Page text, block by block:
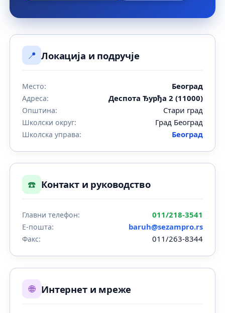
📍 Локација и подручје
Место: Београд
Адреса: Деспота Ђурђа 2 (11000)
Општина: Стари град
Школски округ: Град Београд
Школска управа: Београд
☎️ Контакт и руководство
Главни телефон: 011/218-3541
Е-пошта: baruh@sezampro.rs
Факс: 011/263-8344
🌐 Интернет и мреже